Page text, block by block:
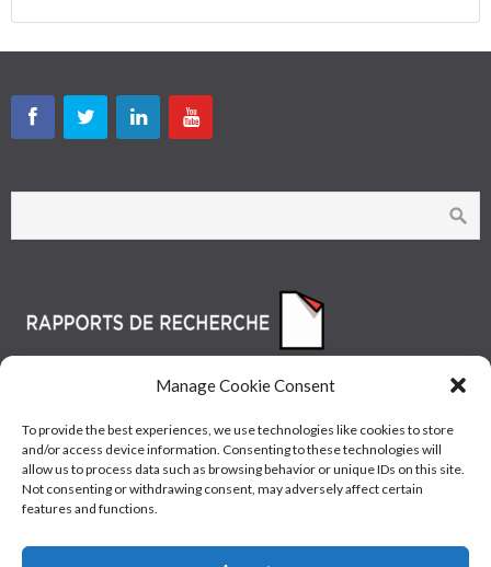
Manage Cookie Consent
To provide the best experiences, we use technologies like cookies to store
and/or access device information. Consenting to these technologies will
allow us to process data such as browsing behavior or unique IDs on this site.
Not consenting or withdrawing consent, may adversely affect certain
features and functions.